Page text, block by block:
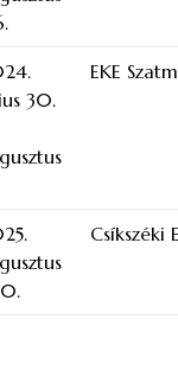
30.
EKE
Csíkszéki